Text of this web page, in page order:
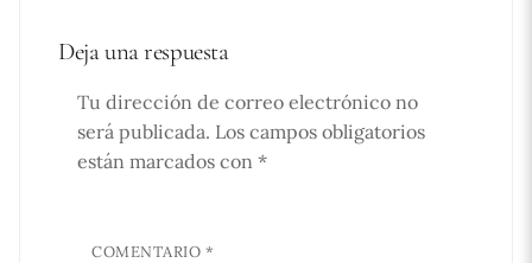
Deja una respuesta
Tu dirección de correo electrónico no
será publicada. Los campos obligatorios
están marcados con *
COMENTARIO *